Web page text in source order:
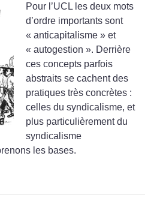
Pour l’UCL les deux mots
d’ordre importants sont
« anticapitalisme » et
« autogestion ». Derrière
ces concepts parfois
abstraits se cachent des
pratiques très concrètes :
celles du syndicalisme, et
plus particulièrement du
syndicalisme
les bases.